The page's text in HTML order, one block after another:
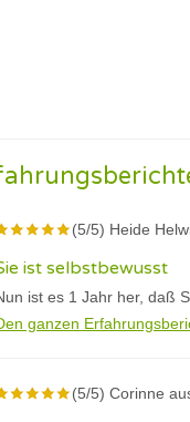
(5/5) Heide
ist selbstbewusst
ist es 1 Jahr her, daß
ganzen
(5/5) Corinne